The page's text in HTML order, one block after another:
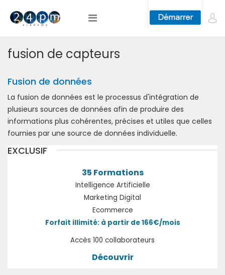
fusion de capteurs
Fusion de données
La fusion de données est le processus d'intégration de
plusieurs sources de données afin de produire des
informations plus cohérentes, précises et utiles que celles
fournies par une source de données individuelle.
EXCLUSIF
35 Formations
Intelligence Artificielle
Marketing Digital
Ecommerce
Forfait illimité: à partir de 166€/mois
Accès 100 collaborateurs
Découvrir